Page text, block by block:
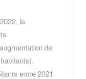
la
de
entre 2021